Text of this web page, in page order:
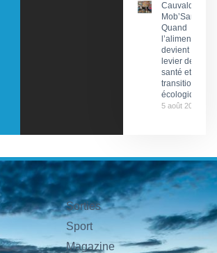
Cauvaldor –
Mob’Santé :
Quand
l’alimentation
devient un
levier de
santé et de
transition
écologique
5 août 2026
Sorties
Sport
Magazine